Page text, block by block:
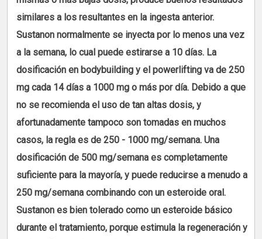
similares a los resultantes en la ingesta anterior.
Sustanon normalmente se inyecta por lo menos una vez
a la semana, lo cual puede estirarse a 10 días. La
dosificación en bodybuilding y el powerlifting va de 250
mg cada 14 días a 1000 mg o más por día. Debido a que
no se recomienda el uso de tan altas dosis, y
afortunadamente tampoco son tomadas en muchos
casos, la regla es de 250 - 1000 mg/semana. Una
dosificación de 500 mg/semana es completamente
suficiente para la mayoría, y puede reducirse a menudo a
250 mg/semana combinando con un esteroide oral.
Sustanon es bien tolerado como un esteroide básico
durante el tratamiento, porque estimula la regeneración y